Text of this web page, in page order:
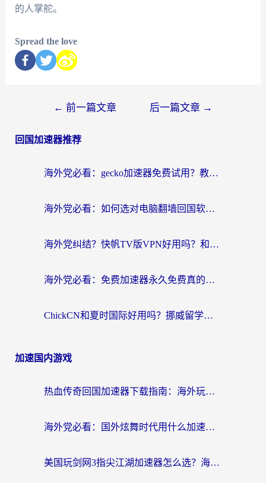
的人掌舵。
Spread the love
← 前一篇文章 后一篇文章 →
回国加速器推荐
海外党必看：gecko加速器免费试用？教你选对回国加速器，无缝刷国内剧玩游戏
海外党必看：如何选对电脑翻墙回国软件，轻松解锁国内资源？
海外党纠结？快帆TV版VPN好用吗？和扇贝手游VPN对比哪个回国效果更好？
海外党必看：免费加速器永久免费真的存在吗？教你选对回国加速器无缝刷国内资源
ChickCN和夏时国际好用吗？挪威留学生亲测3款回国加速器，附穿梭和加速喵对比指南
加速国内游戏
热血传奇回国加速器下载指南：海外玩家如何流畅砍怪不卡顿？
海外党必看：国外炫舞时代用什么加速器比较好？解决延迟卡顿的终极方案
美国玩剑网3指尖江湖加速器怎么选？海外党亲测避坑指南